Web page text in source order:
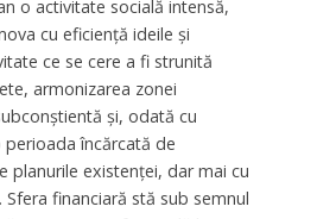
o activitate socială intensă,
cu eficienţă ideile şi
ce se cere a fi strunită
armonizarea zonei
şi, odată cu
încărcată de
planurile existenţei, dar mai cu
financiară stă sub semnul